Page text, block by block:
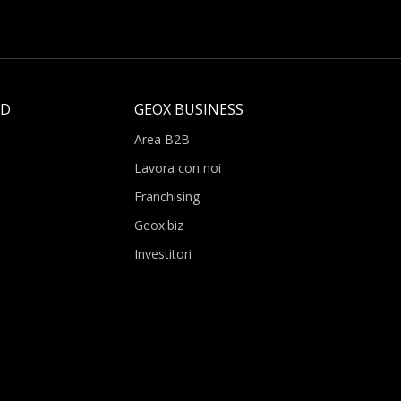
GEOX BUSINESS
Area B2B
Lavora con noi
Franchising
Geox.biz
Investitori